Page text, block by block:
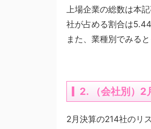
上場企業の総数は本
社が占める割合は5.44
また、業種別でみる
2. （会社別）2
2月決算の214社のリ